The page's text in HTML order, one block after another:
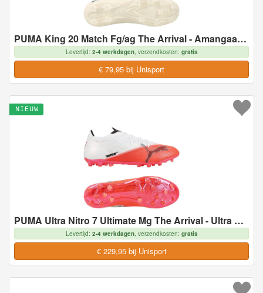
PUMA King 20 Match Fg/ag The Arrival - Amangaan Met Suiker/zwart/ultra Red, maat 43
Levertijd: 2-4 werkdagen, verzendkosten: gratis
€ 79,95 bij Unisport
PUMA Ultra Nitro 7 Ultimate Mg The Arrival - Ultra Red/zwart/wit - Multi Ground (Mg), maat 43
Levertijd: 2-4 werkdagen, verzendkosten: gratis
€ 229,95 bij Unisport
NIEUW